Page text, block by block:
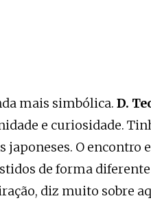
mais simbólica. D.
e curiosidade.
japoneses. O encontro
de forma
diz muito sobre